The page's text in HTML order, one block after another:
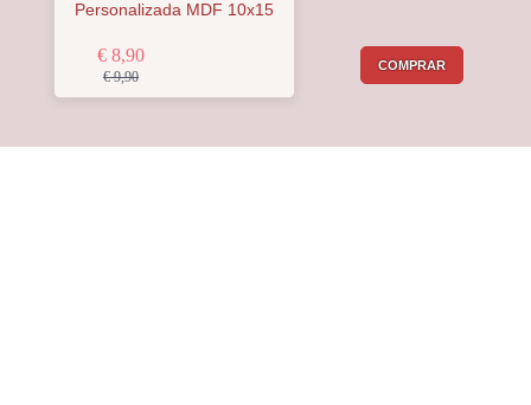
Personalizada MDF 10x15
€ 8,90
€ 9,90
COMPRAR